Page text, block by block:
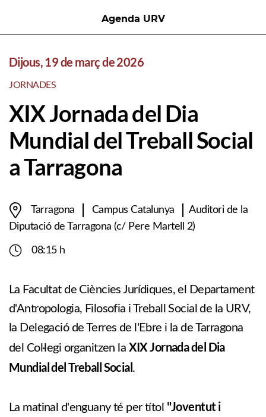
Agenda URV
Dijous, 19 de març de 2026
JORNADES
XIX Jornada del Dia
Mundial del Treball Social
a Tarragona
Tarragona Campus Catalunya
Auditori de la
Diputació de Tarragona (c/ Pere Martell 2)
08:15 h
La Facultat de Ciències Jurídiques, el Departament
d'Antropologia, Filosofia i Treball Social de la URV,
la Delegació de Terres de l'Ebre i la de Tarragona
del Col·legi organitzen la XIX Jornada del Dia
Mundial del Treball Social.
La matinal d'enguany té per títol "Joventut i